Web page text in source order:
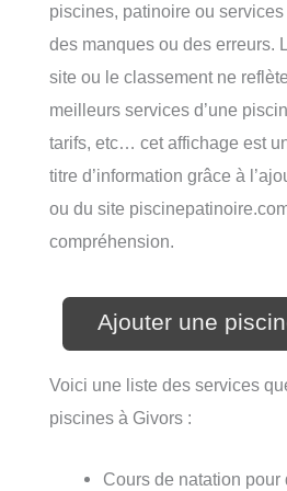
piscines, patinoire ou
des manques ou des erreurs.
site ou le classement ne
meilleurs services d’une
tarifs, etc… cet affichage est
titre d’information grâce à
ou du site
compréhension.
Ajouter une
Voici une liste des services
piscines à Givors :
Cours de natation pour